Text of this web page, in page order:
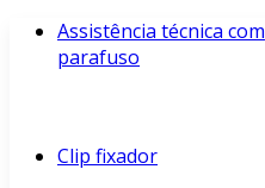
Assistência técnica
parafuso
Clip fixador